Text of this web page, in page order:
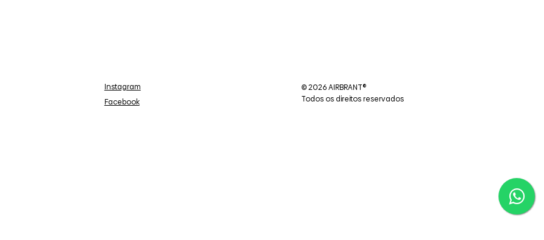
Instagram
Facebook
© 2026 AIRBRANT®
Todos os direitos reservados